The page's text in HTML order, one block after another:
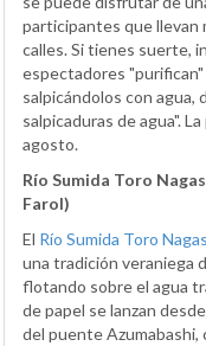
participantes que llevan
calles. Si tienes suerte,
espectadores
salpicándolos con agua,
salpicaduras de agua".
agosto.
Río Sumida Toro
Farol)
El Río Sumida Toro
una tradición veraniega
flotando sobre el agua
de papel se lanzan
del puente Azumabashi,